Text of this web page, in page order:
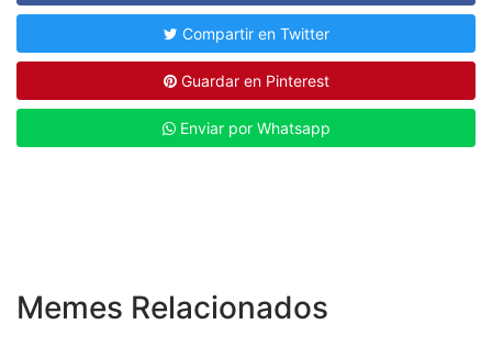
Compartir en Twitter
Guardar en Pinterest
Enviar por Whatsapp
Memes Relacionados